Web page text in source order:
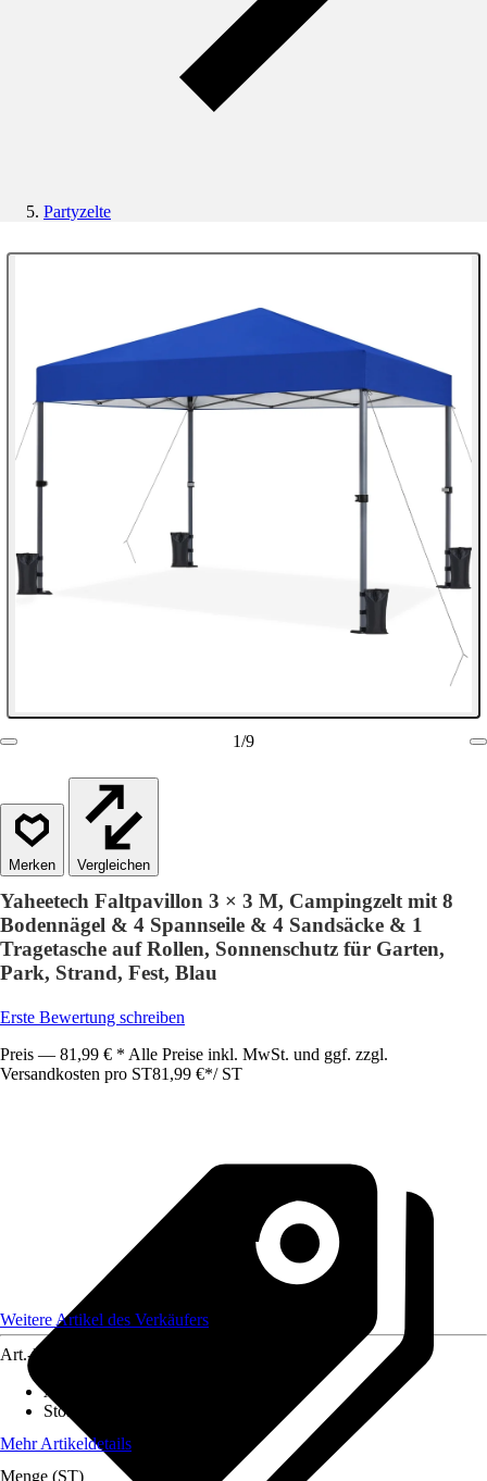
Partyzelte
1/9
Vergleichen
Yaheetech Faltpavillon 3 × 3 M, Campingzelt mit 8
Bodennägel & 4 Spannseile & 4 Sandsäcke & 1
Tragetasche auf Rollen, Sonnenschutz für Garten,
Park, Strand, Fest, Blau
Erste Bewertung schreiben
Preis — 81,99 € * Alle Preise inkl. MwSt. und ggf. zzgl.
Versandkosten pro ST81,99 €*/ ST
Weitere Artikel des Verkäufers
Art.-Nr.
Aufstellfläche in qm
Stoffqualität
Mehr Artikeldetails
Menge (ST)